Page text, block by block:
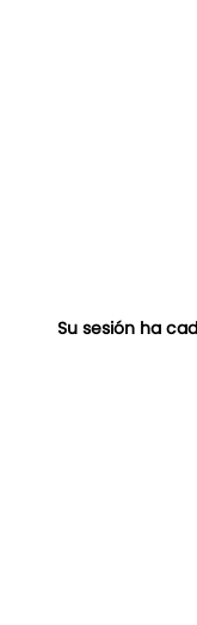
Su sesión ha